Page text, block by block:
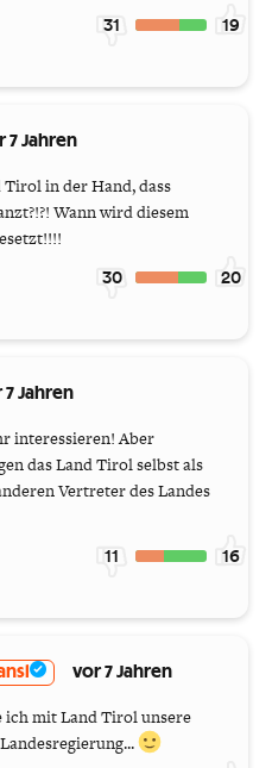
31 19
7 Jahren
Tirol in der Hand, dass
Wann wird diesem
30 20
7 Jahren
interessieren! Aber
das Land Tirol selbst als
Vertreter des Landes
11 16
vor 7 Jahren
mit Land Tirol unsere